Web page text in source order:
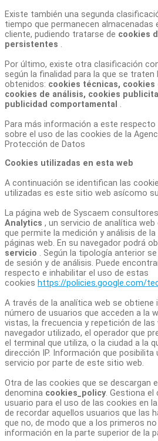
Existe también una segunda
tiempo que permanecen almacenadas
cliente, pudiendo tratarse de cookies
persistentes .
Por último, existe otra clasificación
según la finalidad para la que se
obtenidos: cookies técnicas,
cookies de análisis, cookies
publicidad comportamental .
Para más información a este respecto
sobre el uso de las cookies de la
Protección de Datos
Cookies utilizadas en esta web
A continuación se identifican las
utilizadas es este sitio web asícomo
La página web de Syscaem
Analytics , un servicio de analítica
que permite la medición y análisis de
páginas web. En su navegador podrá
servicio . Según la tipología anterior
de sesión y de análisis. Puede
respecto e inhabilitar el uso de estas
cookies https://policies.google.com/
A través de la analítica web se obtiene
número de usuarios que acceden a la
vistas, la frecuencia y repetición de las
navegador utilizado, el operador que
el terminal que utiliza, o la ciudad a la
dirección IP. Información que posibilita
servicio por parte de este sitio web.
Otra de las cookies que se descargan
denomina cookies_policy. Gestiona el
usuario para el uso de las cookies en
de recordar aquellos usuarios que las
que no, de modo que a los primeros
información en la parte superior de la